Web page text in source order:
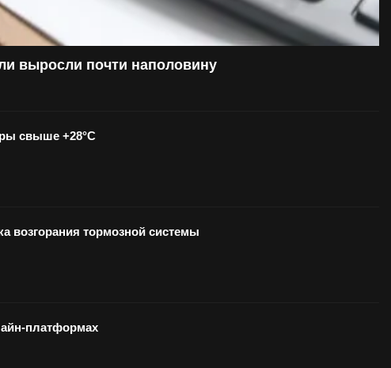
выросли почти наполовину
свыше +28°С
возгорания тормозной системы
платформах